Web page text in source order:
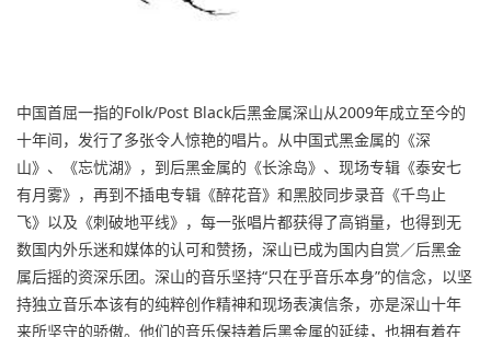
中国首屈一指的Folk/Post Black后黑金属深山从2009年成立至今的
十年间，发行了多张令人惊艳的唱片。从中国式黑金属的《深
山》、《忘忧湖》，到后黑金属的《长涂岛》、现场专辑《泰安七
有月雾》，再到不插电专辑《醉花音》和黑胶同步录音《千鸟止
飞》以及《刺破地平线》，每一张唱片都获得了高销量，也得到无
数国内外乐迷和媒体的认可和赞扬，深山已成为国内自赏／后黑金
属后摇的资深乐团。深山的音乐坚持“只在乎音乐本身”的信念，以坚
持独立音乐本该有的纯粹创作精神和现场表演信条，亦是深山十年
来所坚守的骄傲。他们的音乐保持着后黑金属的延续，也拥有着在